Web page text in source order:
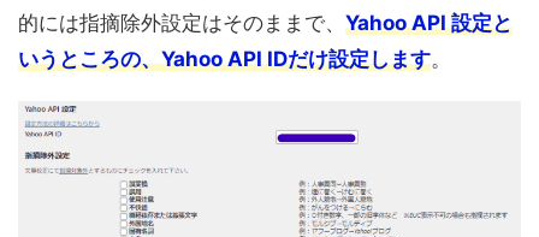
的には指摘除外設定はそのままで、 Yahoo API 設定と
いうところの、Yahoo API IDだけ設定します。